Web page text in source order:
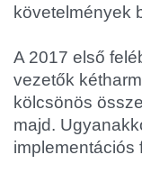
követelmények
A 2017 első
vezetők
kölcsönös
majd.
implementációs